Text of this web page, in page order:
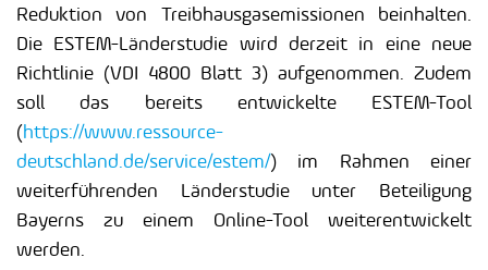
Reduktion von Treibhausgasemissionen beinhalten.
Die ESTEM-Länderstudie wird derzeit in eine neue
Richtlinie (VDI 4800 Blatt 3) aufgenommen. Zudem
soll das bereits entwickelte ESTEM-Tool
(https://www.ressource-
deutschland.de/service/estem/) im Rahmen einer
weiterführenden Länderstudie unter Beteiligung
Bayerns zu einem Online-Tool weiterentwickelt
werden.